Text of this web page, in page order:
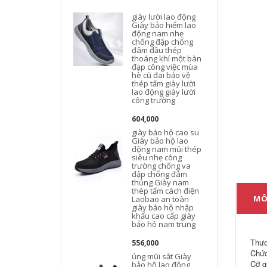
giày lười lao động
Giày bảo hiểm lao
động nam nhẹ
chống đập chống
đâm đầu thép
thoáng khí một bàn
đạp công việc mùa
hè cũ đai bảo vệ
thép tấm giày lười
lao động giày lười
công trường
604,000
giày bảo hộ cao su
Giày bảo hộ lao
động nam mũi thép
siêu nhẹ công
trường chống va
đập chống đâm
thủng Giày nam
thép tấm cách điện
Laobao an toàn
giày bảo hộ nhập
khẩu cao cấp giày
bảo hộ nam trung
556,000
ủng mũi sắt Giày
bảo hộ lao động
Cỡ